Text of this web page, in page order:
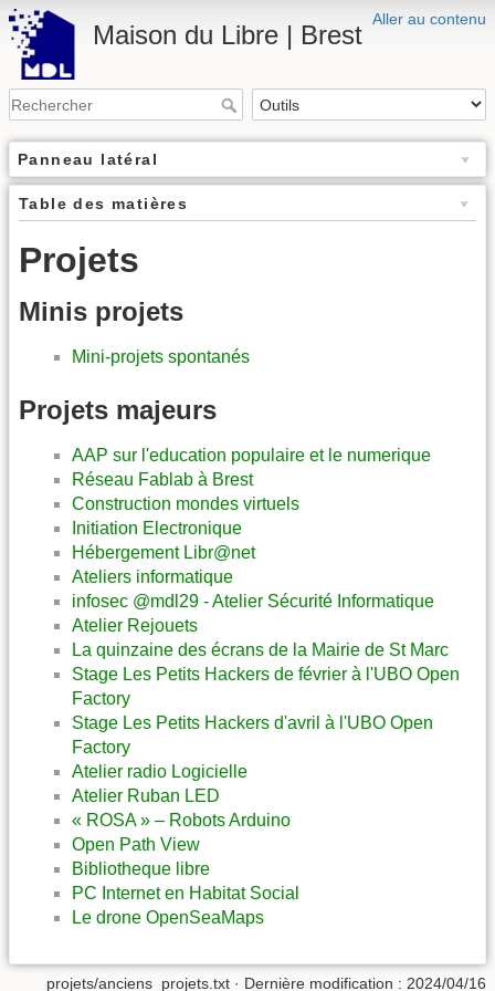
Aller au contenu
Maison du Libre | Brest
Panneau latéral
Table des matières
Projets
Minis projets
Mini-projets spontanés
Projets majeurs
AAP sur l'education populaire et le numerique
Réseau Fablab à Brest
Construction mondes virtuels
Initiation Electronique
Hébergement Libr@net
Ateliers informatique
infosec @mdl29 - Atelier Sécurité Informatique
Atelier Rejouets
La quinzaine des écrans de la Mairie de St Marc
Stage Les Petits Hackers de février à l'UBO Open
Factory
Stage Les Petits Hackers d'avril à l'UBO Open
Factory
Atelier radio Logicielle
Atelier Ruban LED
« ROSA » – Robots Arduino
Open Path View
Bibliotheque libre
PC Internet en Habitat Social
Le drone OpenSeaMaps
projets/anciens_projets.txt · Dernière modification : 2024/04/16